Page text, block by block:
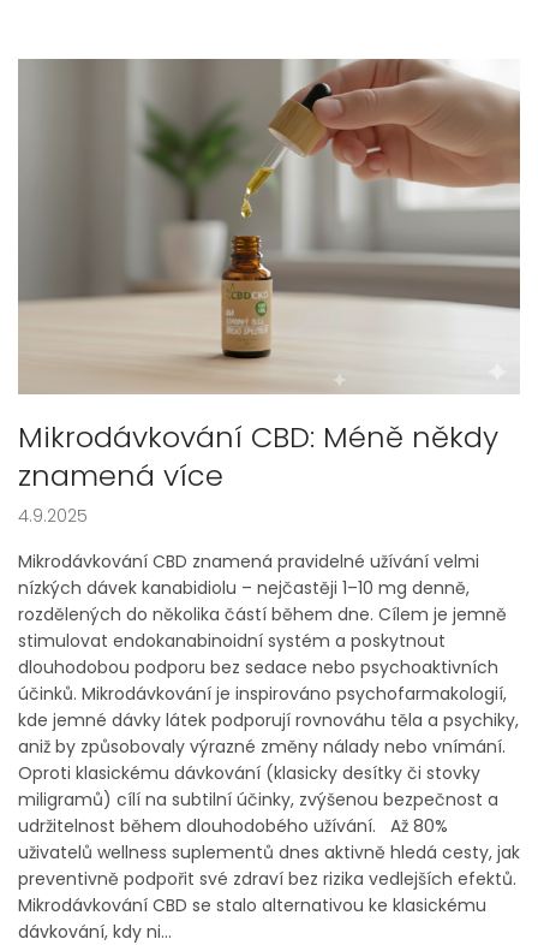
Mikrodávkování CBD: Méně někdy
znamená více
4.9.2025
Mikrodávkování CBD znamená pravidelné užívání velmi
nízkých dávek kanabidiolu – nejčastěji 1–10 mg denně,
rozdělených do několika částí během dne. Cílem je jemně
stimulovat endokanabinoidní systém a poskytnout
dlouhodobou podporu bez sedace nebo psychoaktivních
účinků. Mikrodávkování je inspirováno psychofarmakologií,
kde jemné dávky látek podporují rovnováhu těla a psychiky,
aniž by způsobovaly výrazné změny nálady nebo vnímání.
Oproti klasickému dávkování (klasicky desítky či stovky
miligramů) cílí na subtilní účinky, zvýšenou bezpečnost a
udržitelnost během dlouhodobého užívání. Až 80%
uživatelů wellness suplementů dnes aktivně hledá cesty, jak
preventivně podpořit své zdraví bez rizika vedlejších efektů.
Mikrodávkování CBD se stalo alternativou ke klasickému
dávkování, kdy ni...